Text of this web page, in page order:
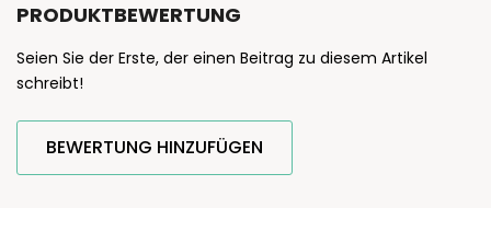
PRODUKTBEWERTUNG
Seien Sie der Erste, der einen Beitrag zu diesem Artikel
schreibt!
BEWERTUNG HINZUFÜGEN